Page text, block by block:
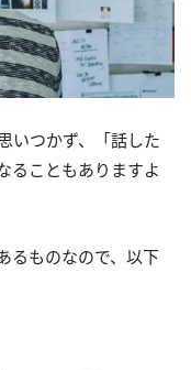
いつかず、「話した
ることもありますよ
るものなので、以下